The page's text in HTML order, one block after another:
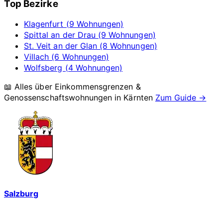
Top Bezirke
Klagenfurt (9 Wohnungen)
Spittal an der Drau (9 Wohnungen)
St. Veit an der Glan (8 Wohnungen)
Villach (6 Wohnungen)
Wolfsberg (4 Wohnungen)
📖 Alles über Einkommensgrenzen &
Genossenschaftswohnungen in Kärnten Zum Guide →
Salzburg